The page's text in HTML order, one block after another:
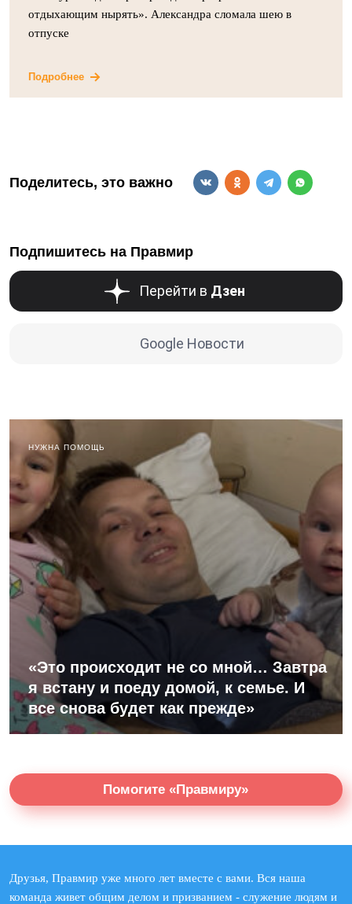
отдыхающим нырять». Александра сломала шею в
отпуске
Подробнее
Поделитесь, это важно
Подпишитесь на Правмир
Перейти в Дзен
Google Новости
НУЖНА ПОМОЩЬ
«Это происходит не со мной… Завтра
я встану и поеду домой, к семье. И
все снова будет как прежде»
Помогите «Правмиру»
Друзья, Правмир уже много лет вместе с вами. Вся наша
команда живет общим делом и призванием - служение людям и